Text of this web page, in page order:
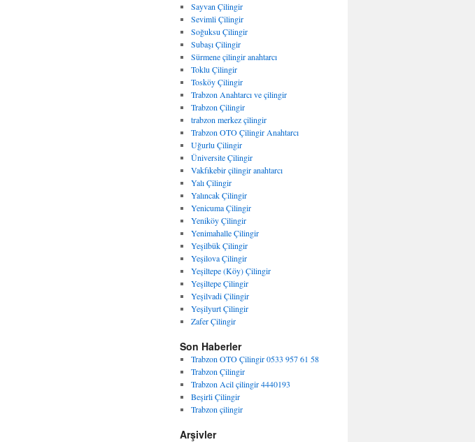
Sayvan Çilingir
Sevimli Çilingir
Soğuksu Çilingir
Subaşı Çilingir
Sürmene çilingir anahtarcı
Toklu Çilingir
Tosköy Çilingir
Trabzon Anahtarcı ve çilingir
Trabzon Çilingir
trabzon merkez çilingir
Trabzon OTO Çilingir Anahtarcı
Uğurlu Çilingir
Üniversite Çilingir
Vakfıkebir çilingir anahtarcı
Yalı Çilingir
Yalıncak Çilingir
Yenicuma Çilingir
Yeniköy Çilingir
Yenimahalle Çilingir
Yeşilbük Çilingir
Yeşilova Çilingir
Yeşiltepe (Köy) Çilingir
Yeşiltepe Çilingir
Yeşilvadi Çilingir
Yeşilyurt Çilingir
Zafer Çilingir
Son Haberler
Trabzon OTO Çilingir 0533 957 61 58
Trabzon Çilingir
Trabzon Acil çilingir 4440193
Beşirli Çilingir
Trabzon çilingir
Arşivler